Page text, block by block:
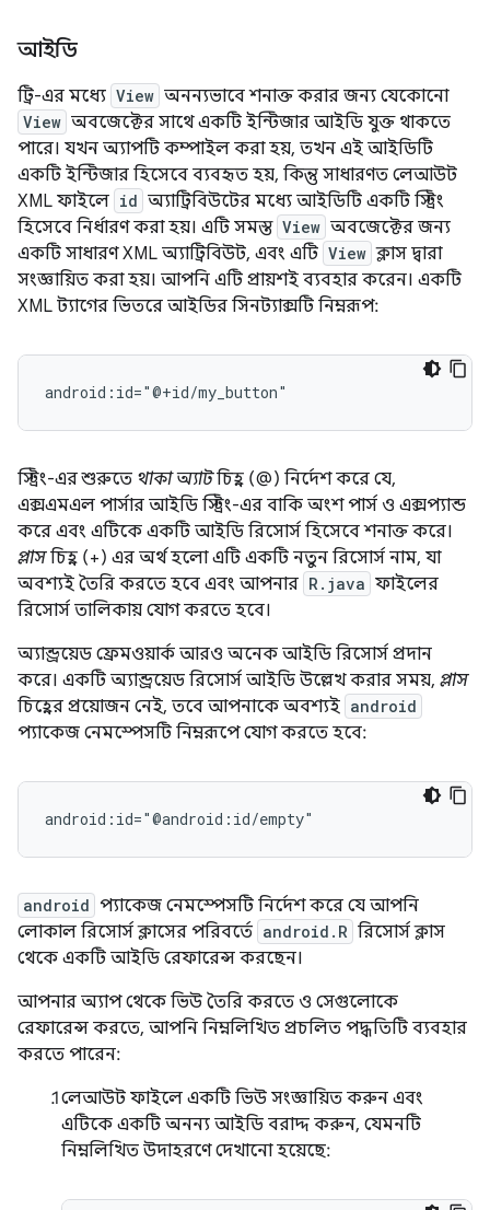
আইডি
ট্রি-এর মধ্যে View অনন্যভাবে শনাক্ত করার জন্য যেকোনো
View অবজেক্টের সাথে একটি ইন্টিজার আইডি যুক্ত থাকতে
পারে। যখন অ্যাপটি কম্পাইল করা হয়, তখন এই আইডিটি
একটি ইন্টিজার হিসেবে ব্যবহৃত হয়, কিন্তু সাধারণত লেআউট
XML ফাইলে id অ্যাট্রিবিউটের মধ্যে আইডিটি একটি স্ট্রিং
হিসেবে নির্ধারণ করা হয়। এটি সমস্ত View অবজেক্টের জন্য
একটি সাধারণ XML অ্যাট্রিবিউট, এবং এটি View ক্লাস দ্বারা
সংজ্ঞায়িত করা হয়। আপনি এটি প্রায়শই ব্যবহার করেন। একটি
XML ট্যাগের ভিতরে আইডির সিনট্যাক্সটি নিম্নরূপ:
android:id="@+id/my_button"
স্ট্রিং-এর শুরুতে থাকা অ্যাটচিহ্ন (@) নির্দেশ করে যে,
এক্সএমএল পার্সার আইডি স্ট্রিং-এর বাকি অংশ পার্স ও এক্সপ্যান্ড
করে এবং এটিকে একটি আইডি রিসোর্স হিসেবে শনাক্ত করে।
প্লাসচিহ্ন (+) এর অর্থ হলো এটি একটি নতুন রিসোর্স নাম, যা
অবশ্যই তৈরি করতে হবে এবং আপনার R.java ফাইলের
রিসোর্স তালিকায় যোগ করতে হবে।
অ্যান্ড্রয়েড ফ্রেমওয়ার্ক আরও অনেক আইডি রিসোর্স প্রদান
করে। একটি অ্যান্ড্রয়েড রিসোর্স আইডি উল্লেখ করার সময়, প্লাস
চিহ্নের প্রয়োজন নেই, তবে আপনাকে অবশ্যই android
প্যাকেজ নেমস্পেসটি নিম্নরূপে যোগ করতে হবে:
android:id="@android:id/empty"
android প্যাকেজ নেমস্পেসটি নির্দেশ করে যে আপনি
লোকাল রিসোর্স ক্লাসের পরিবর্তে android.R রিসোর্স ক্লাস
থেকে একটি আইডি রেফারেন্স করছেন।
আপনার অ্যাপ থেকে ভিউ তৈরি করতে ও সেগুলোকে
রেফারেন্স করতে, আপনি নিম্নলিখিত প্রচলিত পদ্ধতিটি ব্যবহার
করতে পারেন:
লেআউট ফাইলে একটি ভিউ সংজ্ঞায়িত করুন এবং
এটিকে একটি অনন্য আইডি বরাদ্দ করুন, যেমনটি
নিম্নলিখিত উদাহরণে দেখানো হয়েছে: